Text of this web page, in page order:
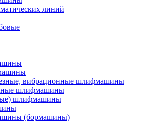
линий
вибрационные шлифмашины
шлифмашины
шлифмашины
(бормашины)